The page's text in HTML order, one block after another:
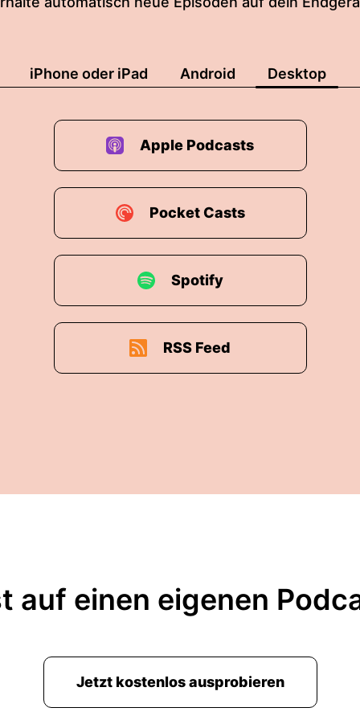
iPhone oder iPad Android Desktop
Apple Podcasts
Pocket Casts
Spotify
RSS Feed
auf einen eigenen
Jetzt kostenlos ausprobieren